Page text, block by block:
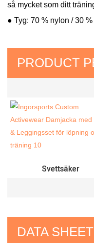
så mycket som ditt
● Tyg: 70 % nylon / 30
PRODUCT
Svettsäker
DATA SHEET